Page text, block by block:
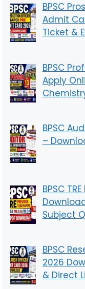
BPSC
Admit
Ticket &
BPSC
Apply
BPSC
–
BPSC
Download
Subject
BPSC
2026
& Direct